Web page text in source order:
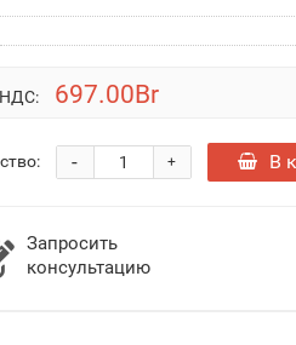
НДС: 697.00Br
+
- В
Запросить
консультацию